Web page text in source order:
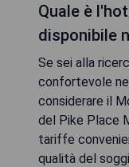
Quale è
disponibile
Se sei alla
confortevole
considerare il
del Pike Place
tariffe
qualità del